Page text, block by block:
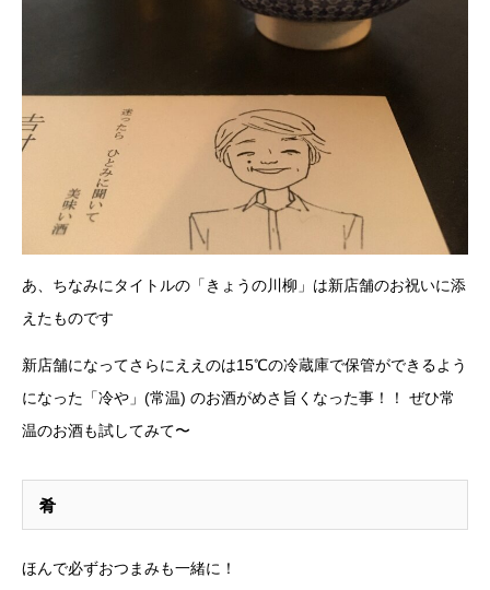
あ、ちなみにタイトルの「きょうの川柳」は新店舗のお祝いに添
えたものです
新店舗になってさらにええのは15℃の冷蔵庫で保管ができるよう
になった「冷や」(常温) のお酒がめさ旨くなった事！！ ぜひ常
温のお酒も試してみて〜
肴
ほんで必ずおつまみも一緒に！